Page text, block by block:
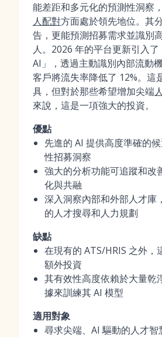
能差距和多元化的預測性洞察
人配對方面處於領先地位。其
告，更能預測招募需求並識別
人。2026 年的平台更新引入
AI」，透過主動識別內部流動
客戶將流失率降低了 12%。這
具，但對於那些希望增加尖端
來說，這是一項強大的投資。
優點
先進的 AI 提供高度準確的
性招募洞察
強大的分析功能可追蹤和改
化與共融
深入洞察內部和外部人才庫
的人才搜尋和人力規劃
缺點
在現有的 ATS/HRIS 之外，
額外投資
其有效性高度依賴於大量乾
據來訓練其 AI 模型
適用對象
尋求尖端、AI 驅動的人才智